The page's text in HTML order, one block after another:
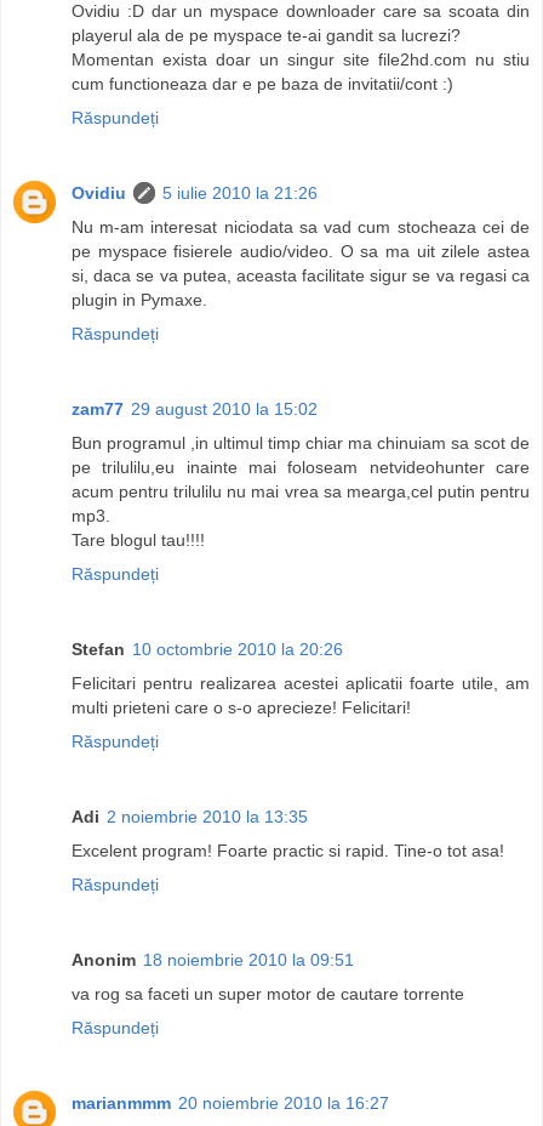
Ovidiu :D dar un myspace downloader care sa scoata din
playerul ala de pe myspace te-ai gandit sa lucrezi?
Momentan exista doar un singur site file2hd.com nu stiu
cum functioneaza dar e pe baza de invitatii/cont :)
Răspundeți
Ovidiu
5 iulie 2010 la 21:26
Nu m-am interesat niciodata sa vad cum stocheaza cei de
pe myspace fisierele audio/video. O sa ma uit zilele astea
si, daca se va putea, aceasta facilitate sigur se va regasi ca
plugin in Pymaxe.
Răspundeți
zam77 29 august 2010 la 15:02
Bun programul ,in ultimul timp chiar ma chinuiam sa scot de
pe trilulilu,eu inainte mai foloseam netvideohunter care
acum pentru trilulilu nu mai vrea sa mearga,cel putin pentru
mp3.
Tare blogul tau!!!!
Răspundeți
Stefan 10 octombrie 2010 la 20:26
Felicitari pentru realizarea acestei aplicatii foarte utile, am
multi prieteni care o s-o aprecieze! Felicitari!
Răspundeți
Adi 2 noiembrie 2010 la 13:35
Excelent program! Foarte practic si rapid. Tine-o tot asa!
Răspundeți
Anonim 18 noiembrie 2010 la 09:51
va rog sa faceti un super motor de cautare torrente
Răspundeți
marianmmm 20 noiembrie 2010 la 16:27